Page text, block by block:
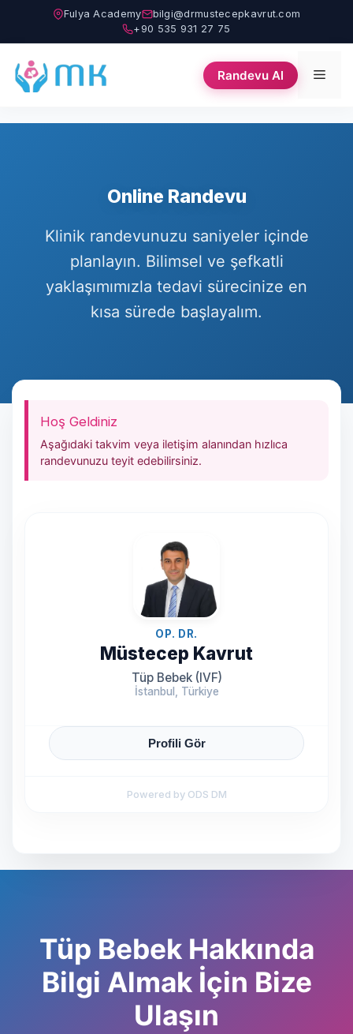
Fulya Academy
bilgi@drmustecepkavrut.com
+90 535 931 27 75
Randevu Al
Online Randevu
Klinik randevunuzu saniyeler içinde
planlayın. Bilimsel ve şefkatli
yaklaşımımızla tedavi sürecinize en
kısa sürede başlayalım.
Hoş Geldiniz
Aşağıdaki takvim veya iletişim alanından hızlıca
randevunuzu teyit edebilirsiniz.
Tüp Bebek Hakkında
Bilgi Almak İçin Bize
Ulaşın